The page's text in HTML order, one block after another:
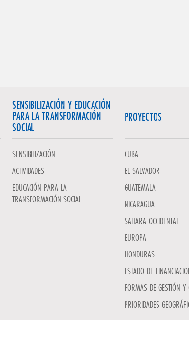
SENSIBILIZACIÓN Y EDUCACIÓN
PARA LA TRANSFORMACIÓN
SOCIAL
SENSIBILIZACIÓN
ACTIVIDADES
EDUCACIÓN PARA LA
TRANSFORMACIÓN SOCIAL
PROYECTOS
CUBA
EL SALVADOR
GUATEMALA
NICARAGUA
SAHARA OCCIDENTAL
EUROPA
HONDURAS
ESTADO DE
FORMAS DE GESTIÓN Y
PRIORIDADES